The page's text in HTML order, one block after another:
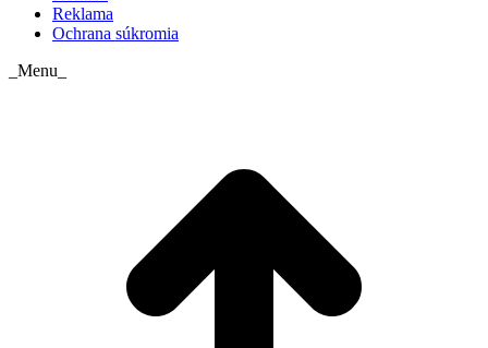
Reklama
Ochrana súkromia
_Menu_